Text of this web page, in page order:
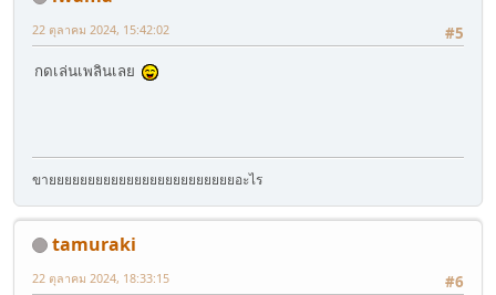
#5
22 ตุลาคม 2024, 15:42:02
กดเล่นเพลินเลย
ขายยยยยยยยยยยยยยยยยยยยยยยยอะไร
tamuraki
#6
22 ตุลาคม 2024, 18:33:15